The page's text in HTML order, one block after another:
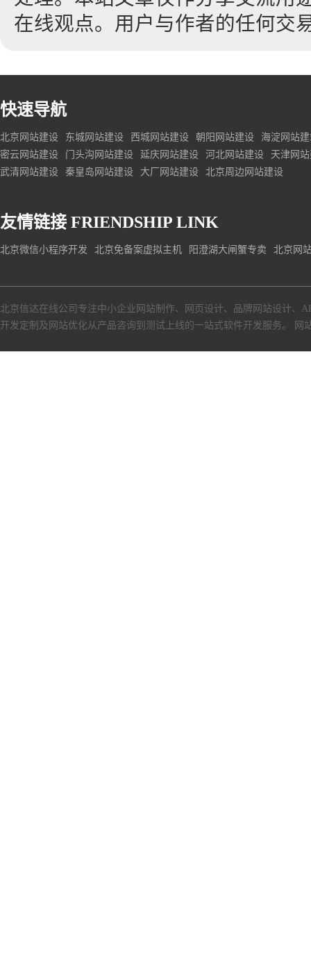
在线观点。用户与作者的任何交
快速导航
北京网站建设 东城网站建设 西城网站建设 朝阳网站建设
海淀网站
密云网站建设
门头沟网站建设 延庆网站建设 河北网站建设
天津网
武清网站建设
秦皇岛网站建设 大厂网站建设 北京周边网站建设
友情链接 FRIENDSHIP LINK
北京微信小程序开发 北京免备案虚拟主机 阳澄湖大闸蟹专卖 北京网
北京信达在线公司专注中小企业网站制作、网页设计、品牌网站设计、
开发定制及网站优化从产品咨询到测试上线的一站式软件开发服务。
网